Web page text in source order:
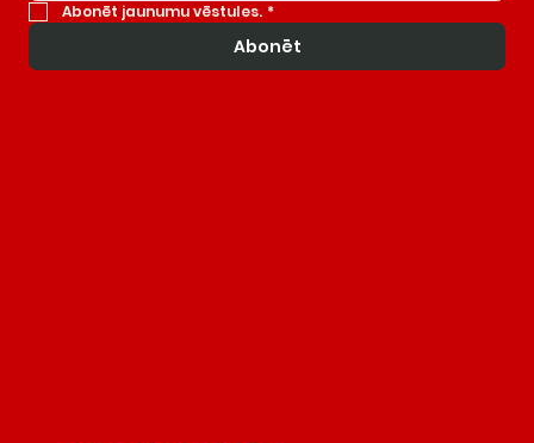
Abonēt jaunumu vēstules. *
Abonēt